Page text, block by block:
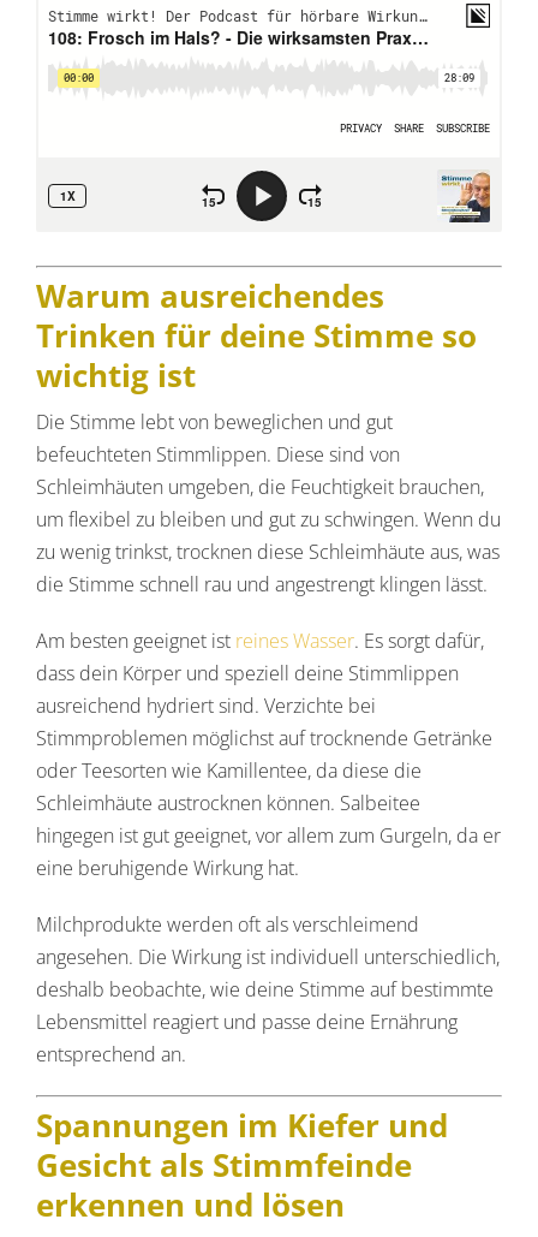
Warum ausreichendes
Trinken für deine Stimme so
wichtig ist
Die Stimme lebt von beweglichen und gut
befeuchteten Stimmlippen. Diese sind von
Schleimhäuten umgeben, die Feuchtigkeit brauchen,
um flexibel zu bleiben und gut zu schwingen. Wenn du
zu wenig trinkst, trocknen diese Schleimhäute aus, was
die Stimme schnell rau und angestrengt klingen lässt.
Am besten geeignet ist reines Wasser. Es sorgt dafür,
dass dein Körper und speziell deine Stimmlippen
ausreichend hydriert sind. Verzichte bei
Stimmproblemen möglichst auf trocknende Getränke
oder Teesorten wie Kamillentee, da diese die
Schleimhäute austrocknen können. Salbeitee
hingegen ist gut geeignet, vor allem zum Gurgeln, da er
eine beruhigende Wirkung hat.
Milchprodukte werden oft als verschleimend
angesehen. Die Wirkung ist individuell unterschiedlich,
deshalb beobachte, wie deine Stimme auf bestimmte
Lebensmittel reagiert und passe deine Ernährung
entsprechend an.
Spannungen im Kiefer und
Gesicht als Stimmfeinde
erkennen und lösen